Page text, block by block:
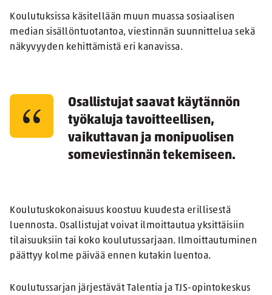
Koulutuksissa käsitellään muun muassa sosiaalisen
median sisällöntuotantoa, viestinnän suunnittelua sekä
näkyvyyden kehittämistä eri kanavissa.
Osallistujat saavat käytännön
työkaluja tavoitteellisen,
vaikuttavan ja monipuolisen
someviestinnän tekemiseen.
Koulutuskokonaisuus koostuu kuudesta erillisestä
luennosta. Osallistujat voivat ilmoittautua yksittäisiin
tilaisuuksiin tai koko koulutussarjaan. Ilmoittautuminen
päättyy kolme päivää ennen kutakin luentoa.
Koulutussarjan järjestävät Talentia ja TJS-opintokeskus